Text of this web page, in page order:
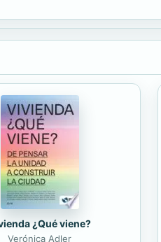
¿Qué viene?
Verónica Adler